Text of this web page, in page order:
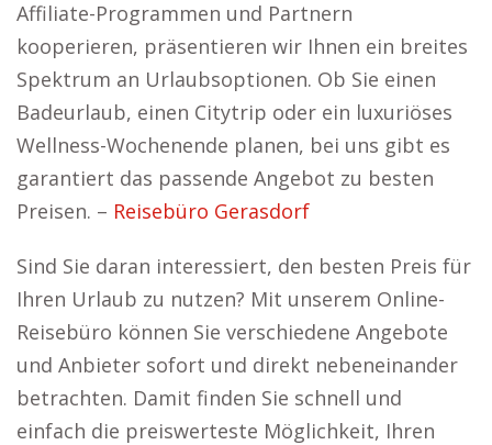
Affiliate-Programmen und Partnern
kooperieren, präsentieren wir Ihnen ein breites
Spektrum an Urlaubsoptionen. Ob Sie einen
Badeurlaub, einen Citytrip oder ein luxuriöses
Wellness-Wochenende planen, bei uns gibt es
garantiert das passende Angebot zu besten
Preisen. – Reisebüro Gerasdorf
Sind Sie daran interessiert, den besten Preis für
Ihren Urlaub zu nutzen? Mit unserem Online-
Reisebüro können Sie verschiedene Angebote
und Anbieter sofort und direkt nebeneinander
betrachten. Damit finden Sie schnell und
einfach die preiswerteste Möglichkeit, Ihren